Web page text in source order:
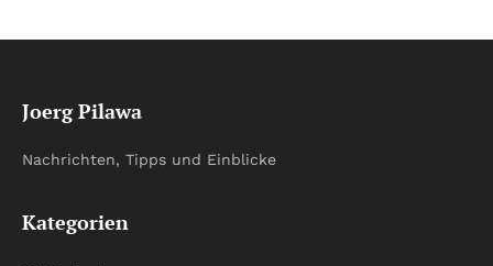
Joerg Pilawa
Nachrichten, Tipps und Einblicke
Kategorien